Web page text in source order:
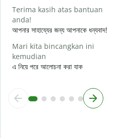
Terima kasih atas bantuan
anda!
আপনার সাহায্যের জন্য আপনাকে ধন্যবাদ!
Mari kita bincangkan ini
kemudian
এ নিয়ে পরে আলোচনা করা যাক